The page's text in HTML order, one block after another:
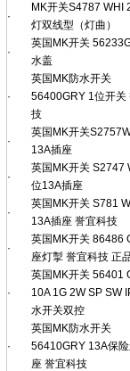
·
MK开关S4787 WHI
灯双线型（灯曲）
·
英国MK开关
水盖
·
英国MK防水开关
56400GRY 1位开关
技
·
英国MK开关
13A插座
·
英国MK开关 S2747
位13A插座
·
英国MK开关 S781
13A插座 誉宜科技
·
英国MK开关 86486
座灯掣 誉宜科技 正
·
英国MK开关 56401
10A 1G 2W SP SW
水开关双控
·
英国MK防水开关
56410GRY 13A保
座 誉宜科技